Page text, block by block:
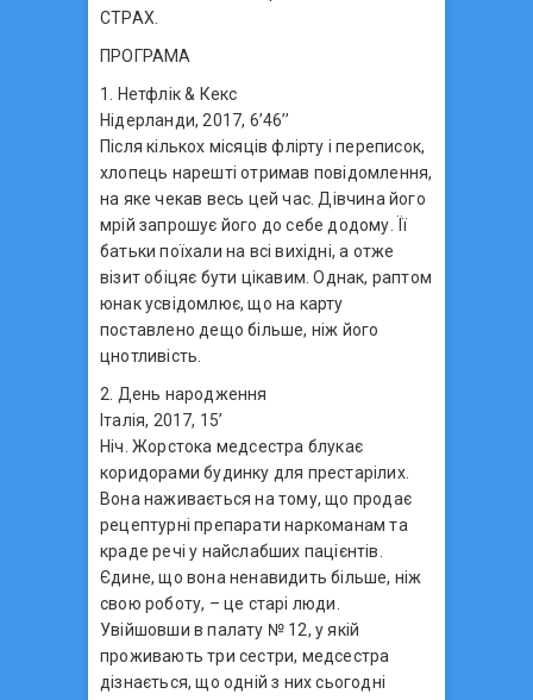
СТРАХ.
ПРОГРАМА
1. Нетфлік & Кекс
Нідерланди, 2017, 6’46’’
Після кількох місяців флірту і переписок,
хлопець нарешті отримав повідомлення,
на яке чекав весь цей час. Дівчина його
мрій запрошує його до себе додому. Її
батьки поїхали на всі вихідні, а отже
візит обіцяє бути цікавим. Однак, раптом
юнак усвідомлює, що на карту
поставлено дещо більше, ніж його
цнотливість.
2. День народження
Італія, 2017, 15’
Ніч. Жорстока медсестра блукає
коридорами будинку для престарілих.
Вона наживається на тому, що продає
рецептурні препарати наркоманам та
краде речі у найслабших пацієнтів.
Єдине, що вона ненавидить більше, ніж
свою роботу, – це старі люди.
Увійшовши в палату № 12, у якій
проживають три сестри, медсестра
дізнається, що одній з них сьогодні